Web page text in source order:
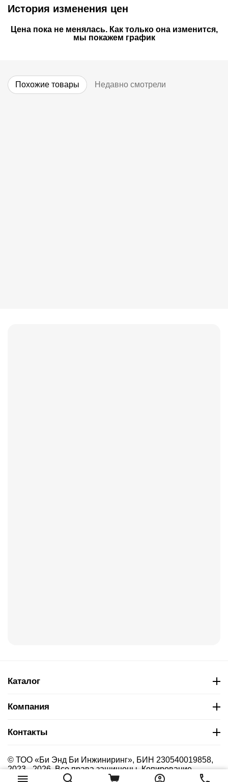
История изменения цен
Цена пока не менялась. Как только она изменится,
мы покажем график
Похожие товары Недавно смотрели
Каталог
Компания
Контакты
© ТОО «Би Энд Би Инжиниринг», БИН 230540019858,
2023 - 2026. Все права защищены. Копирование
материалов сайта без указания страницы-источника